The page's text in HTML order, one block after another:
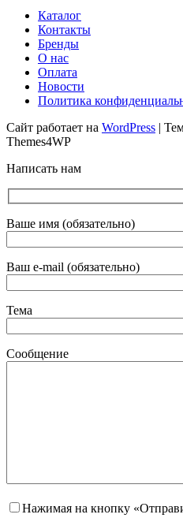
Каталог
Контакты
Бренды
О нас
Оплата
Новости
Политика
Сайт работает на WordPress |
Themes4WP
Написать нам
Ваше имя (обязательно)
Ваш e-mail (обязательно)
Тема
Сообщение
Нажимая на кнопку